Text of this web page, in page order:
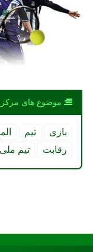
موضوع های
بازی تیم
رقابت
تیم ملی